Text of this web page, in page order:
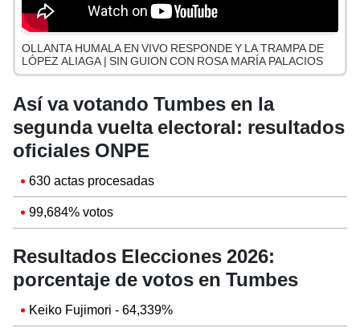
OLLANTA HUMALA EN VIVO RESPONDE Y LA TRAMPA DE
LÓPEZ ALIAGA | SIN GUION CON ROSA MARÍA PALACIOS
Así va votando Tumbes en la
segunda vuelta electoral: resultados
oficiales ONPE
630 actas procesadas
99,684% votos
Resultados Elecciones 2026:
porcentaje de votos en Tumbes
Keiko Fujimori - 64,339%